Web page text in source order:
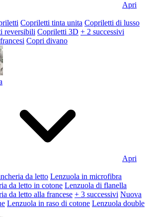
Apri
Copriletti tinta unita Copriletti di lusso
reversibili Copriletti 3D + 2 successivi
Copri divano
Apri
da letto Lenzuola in microfibra
da letto in cotone Lenzuola di flanella
da letto alla francese + 3 successivi Nuova
Lenzuola in raso di cotone Lenzuola double